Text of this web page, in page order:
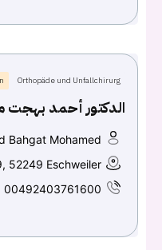
Orthopäde und Unfallchirurg
الدكتور أحمد
Bahgat Mohamed
52249 Eschweiler
00492403761600